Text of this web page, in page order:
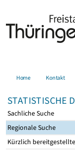
Home Kontakt
STATISTISCHE
Sachliche Suche
Regionale Suche
Kürzlich